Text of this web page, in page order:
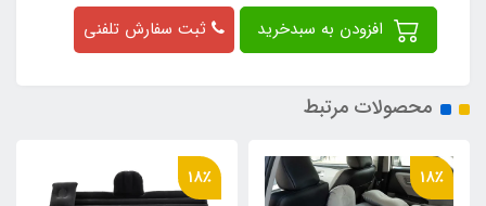
ثبت سفارش تلفنی
محصولات مرتبط
18٪ 18٪